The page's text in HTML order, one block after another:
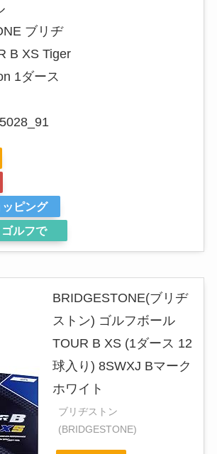
ブリヂ
B XS Tiger
1ダース
ピング
ルフで
BRIDGESTONE(ブリヂ
ストン) ゴルフボール
TOUR B XS (1ダース 12
球入り) 8SWXJ Bマーク
ホワイト
ブリヂストン
(BRIDGESTONE)